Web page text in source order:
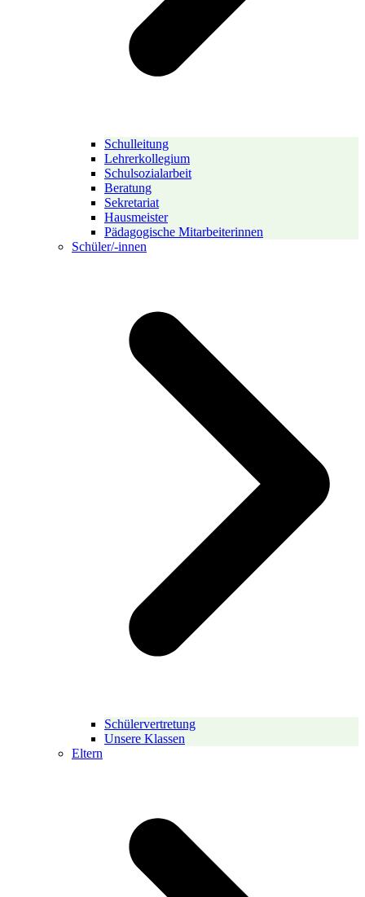
Schulleitung
Lehrerkollegium
Schulsozialarbeit
Beratung
Sekretariat
Hausmeister
Pädagogische Mitarbeiterinnen
Schüler/-innen
Schülervertretung
Unsere Klassen
Eltern